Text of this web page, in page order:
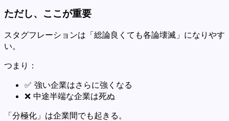
ただし、ここが重要
スタグフレーションは「総論良くても各論壊滅」になりやす
い。
つまり：
✅ 強い企業はさらに強くなる
❌ 中途半端な企業は死ぬ
「分極化」は企業間でも起きる。